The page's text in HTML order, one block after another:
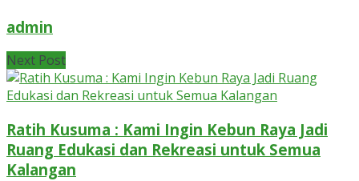
admin
Next Post
Ratih Kusuma : Kami Ingin Kebun Raya Jadi
Ruang Edukasi dan Rekreasi untuk Semua
Kalangan